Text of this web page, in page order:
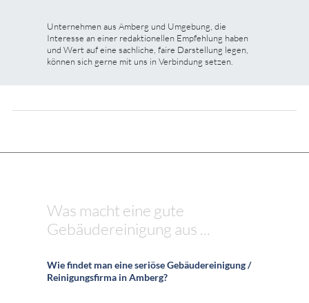
Unternehmen aus Amberg und Umgebung, die
Interesse an einer redaktionellen Empfehlung haben
und Wert auf eine sachliche, faire Darstellung legen,
können sich gerne mit uns in Verbindung setzen.
Was macht eine gute
Gebäudereinigung aus ...
Wie findet man eine seriöse Gebäudereinigung /
Reinigungsfirma in Amberg?